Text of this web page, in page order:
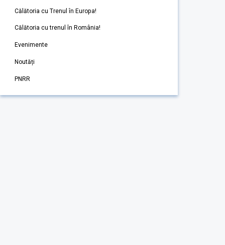
Călătoria cu Trenul în Europa!
Călătoria cu trenul în România!
Evenimente
Noutăți
PNRR